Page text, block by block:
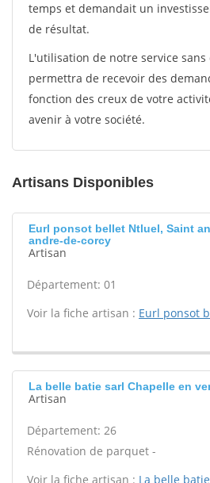
temps et demandait un
de résultat.
L'utilisation de notre service sans
permettra de recevoir des
fonction des creux de votre
avenir à votre société.
Artisans Disponibles
Eurl ponsot bellet Ntluel, Saint
andre-de-corcy
Artisan
Département: 01
Voir la fiche artisan : Eurl ponsot
La belle batie sarl Chapelle en
Artisan
Département: 26
Rénovation de parquet -
Voir la fiche artisan : La belle